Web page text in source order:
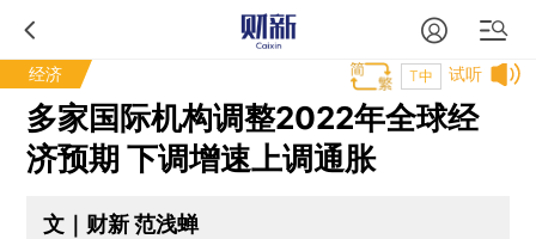
经济 试听
T中
多家国际机构调整2022年全球经
济预期 下调增速上调通胀
文｜财新 范浅蝉